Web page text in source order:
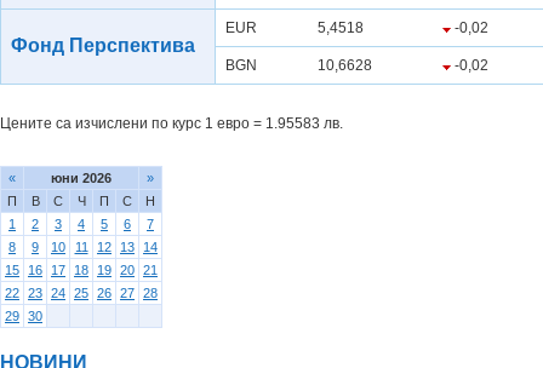
Фонд Перспектива
EUR 5,4518 -0,02
BGN 10,6628 -0,02
Цените са изчислени по курс 1 евро = 1.95583 лв.
« юни 2026
»
П
В С Ч П С
Н
1
2 3 4 5 6
7
8
9 10 11 12 13
14
15
16 17 18 19 20 21
22 23 24 25 26 27 28
29 30
НОВИНИ